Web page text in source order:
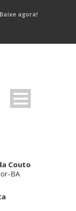
Baixe agora!
Couto
BA